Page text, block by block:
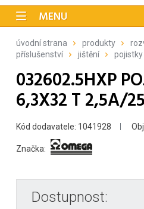
MENU
úvodní strana produkty
příslušenství
jištění pojistky
032602.5HXP
6,3X32 T 2,5A/
Kód dodavatele: 1041928
Značka:
Dostupnost: